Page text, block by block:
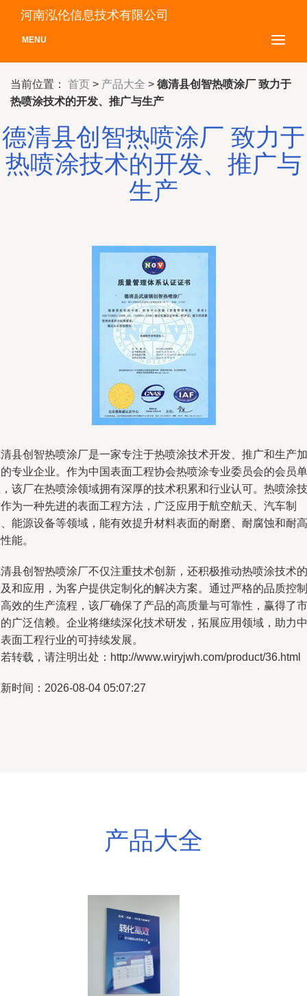
河南泓伦信息技术有限公司
MENU
当前位置： 首页 > 产品大全 > 德清县创智热喷涂厂 致力于
热喷涂技术的开发、推广与生产
德清县创智热喷涂厂 致力于
热喷涂技术的开发、推广与
生产
县创智热喷涂厂是一家专注于热喷涂技术开发、推广和生产加
专业企业。作为中国表面工程协会热喷涂专业委员会的会员单
该厂在热喷涂领域拥有深厚的技术积累和行业认可。热喷涂技
为一种先进的表面工程方法，广泛应用于航空航天、汽车制
能源设备等领域，能有效提升材料表面的耐磨、耐腐蚀和耐高
能。
县创智热喷涂厂不仅注重技术创新，还积极推动热喷涂技术的
和应用，为客户提供定制化的解决方案。通过严格的品质控制
效的生产流程，该厂确保了产品的高质量与可靠性，赢得了市
广泛信赖。企业将继续深化技术研发，拓展应用领域，助力中
面工程行业的可持续发展。
转载，请注明出处：http://www.wiryjwh.com/product/36.html
时间：2026-08-04 05:07:27
产品大全